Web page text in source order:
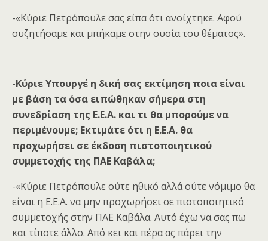
-«Κύριε Πετρόπουλε σας είπα ότι ανοίχτηκε. Αφού
συζητήσαμε και μπήκαμε στην ουσία του θέματος».
-Κύριε Υπουργέ η δική σας εκτίμηση ποια είναι
με βάση τα όσα ειπώθηκαν σήμερα στη
συνεδρίαση της Ε.Ε.Α. και τι θα μπορούμε να
περιμένουμε; Εκτιμάτε ότι η Ε.Ε.Α. θα
προχωρήσει σε έκδοση πιστοποιητικού
συμμετοχής της ΠΑΕ Καβάλα;
-«Κύριε Πετρόπουλε ούτε ηθικό αλλά ούτε νόμιμο θα
είναι η Ε.Ε.Α. να μην προχωρήσει σε πιστοποιητικό
συμμετοχής στην ΠΑΕ Καβάλα. Αυτό έχω να σας πω
και τίποτε άλλο. Από κει και πέρα ας πάρει την